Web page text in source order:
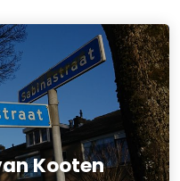
Kooten